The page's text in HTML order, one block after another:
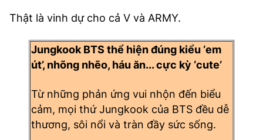
Thật là vinh dự cho cả V và ARMY.
Jungkook BTS thể hiện đúng kiểu ‘em
út’, nhõng nhẽo, háu ăn... cực kỳ ‘cute’
Từ những phản ứng vui nhộn đến biểu
cảm, mọi thứ Jungkook của BTS đều dễ
thương, sôi nổi và tràn đầy sức sống.